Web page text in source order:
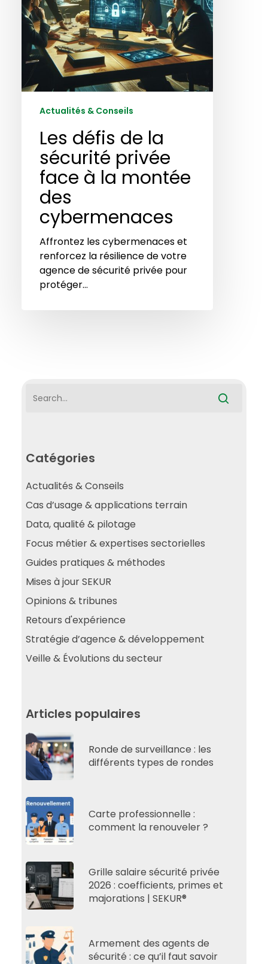
à
la
montée
des
cybermenaces
Actualités & Conseils
Les défis de la
sécurité privée
face à la montée
des
cybermenaces
Affrontez les cybermenaces et
renforcez la résilience de votre
agence de sécurité privée pour
protéger…
Catégories
Actualités & Conseils
Cas d’usage & applications terrain
Data, qualité & pilotage
Focus métier & expertises sectorielles
Guides pratiques & méthodes
Mises à jour SEKUR
Opinions & tribunes
Retours d'expérience
Stratégie d’agence & développement
Veille & Évolutions du secteur
Articles populaires
Ronde de surveillance : les
différents types de rondes
Carte professionnelle :
comment la renouveler ?
Grille salaire sécurité privée
2026 : coefficients, primes et
majorations | SEKUR®
Armement des agents de
sécurité : ce qu’il faut savoir